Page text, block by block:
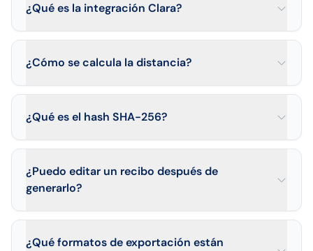
¿Qué es la integración Clara?
¿Cómo se calcula la distancia?
¿Qué es el hash SHA-256?
¿Puedo editar un recibo después de
generarlo?
¿Qué formatos de exportación están